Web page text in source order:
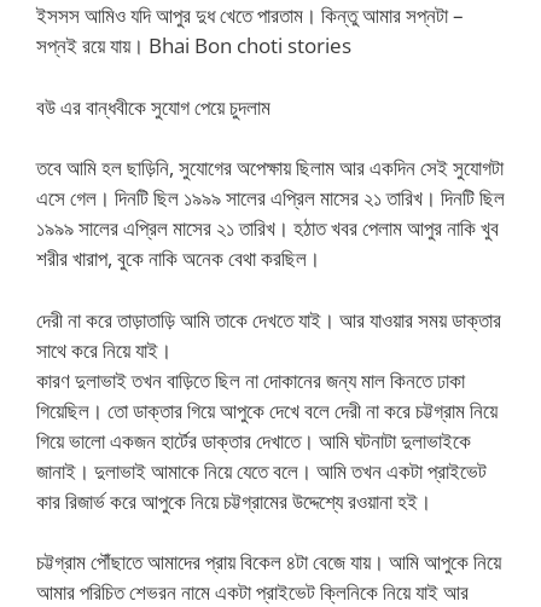
ইসসস আমিও যদি আপুর দুধ খেতে পারতাম। কিন্তু আমার সপ্নটা –
সপ্নই রয়ে যায়। Bhai Bon choti stories
বউ এর বান্ধবীকে সুযোগ পেয়ে চুদলাম
তবে আমি হল ছাড়িনি, সুযোগের অপেক্ষায় ছিলাম আর একদিন সেই সুযোগটা
এসে গেল। দিনটি ছিল ১৯৯৯ সালের এপ্রিল মাসের ২১ তারিখ। দিনটি ছিল
১৯৯৯ সালের এপ্রিল মাসের ২১ তারিখ। হঠাত খবর পেলাম আপুর নাকি খুব
শরীর খারাপ, বুকে নাকি অনেক বেথা করছিল।
দেরী না করে তাড়াতাড়ি আমি তাকে দেখতে যাই। আর যাওয়ার সময় ডাক্তার
সাথে করে নিয়ে যাই।
কারণ দুলাভাই তখন বাড়িতে ছিল না দোকানের জন্য মাল কিনতে ঢাকা
গিয়েছিল। তো ডাক্তার গিয়ে আপুকে দেখে বলে দেরী না করে চট্টগ্রাম নিয়ে
গিয়ে ভালো একজন হার্টের ডাক্তার দেখাতে। আমি ঘটনাটা দুলাভাইকে
জানাই। দুলাভাই আমাকে নিয়ে যেতে বলে। আমি তখন একটা প্রাইভেট
কার রিজার্ভ করে আপুকে নিয়ে চট্টগ্রামের উদ্দেশ্যে রওয়ানা হই।
চট্টগ্রাম পৌঁছাতে আমাদের প্রায় বিকেল ৪টা বেজে যায়। আমি আপুকে নিয়ে
আমার পরিচিত শেভরন নামে একটা প্রাইভেট ক্লিনিকে নিয়ে যাই আর